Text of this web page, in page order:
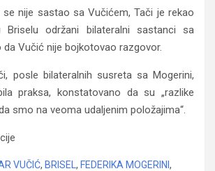
nije sastao sa Vučićem, Tači je rekao
održani bilateralni sastanci sa
da Vučić nije bojkotovao razgovor.
posle bilateralnih susreta sa Mogerini,
praksa, konstatovano da su „razlike
smo na veoma udaljenim položajima“.
VUČIĆ, BRISEL , FEDERIKA MOGERINI ,